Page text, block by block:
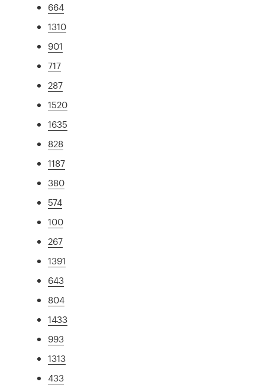
664
1310
901
717
287
1520
1635
828
1187
380
574
100
267
1391
643
804
1433
993
1313
433